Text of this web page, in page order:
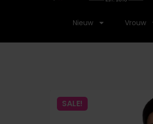
Nieuw Vrouw
SALE!